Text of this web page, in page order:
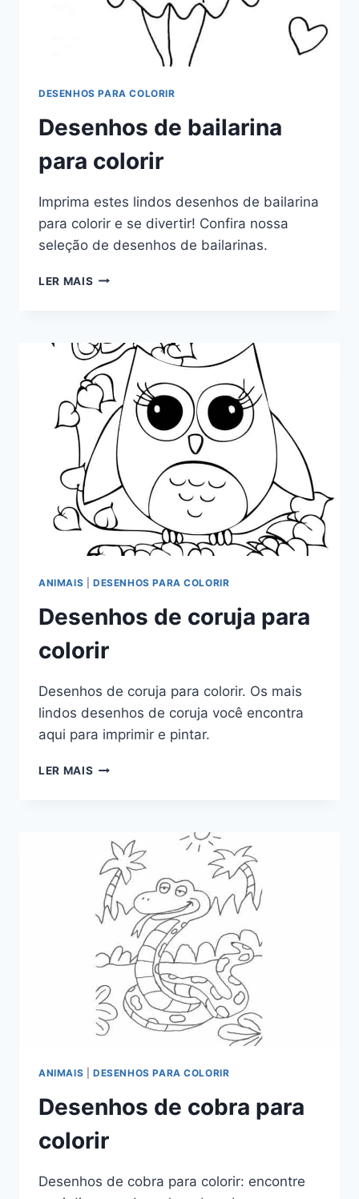
DESENHOS PARA COLORIR
Desenhos de bailarina
para colorir
Imprima estes lindos desenhos de bailarina
para colorir e se divertir! Confira nossa
seleção de desenhos de bailarinas.
LER MAIS DESENHOS
COLORIR
ANIMAIS DESENHOS PARA COLORIR
Desenhos de coruja para
colorir
Desenhos de coruja para colorir. Os mais
lindos desenhos de coruja você encontra
aqui para imprimir e pintar.
LER MAIS DESENHOS
ANIMAIS DESENHOS PARA COLORIR
Desenhos de cobra para
colorir
Desenhos de cobra para colorir: encontre